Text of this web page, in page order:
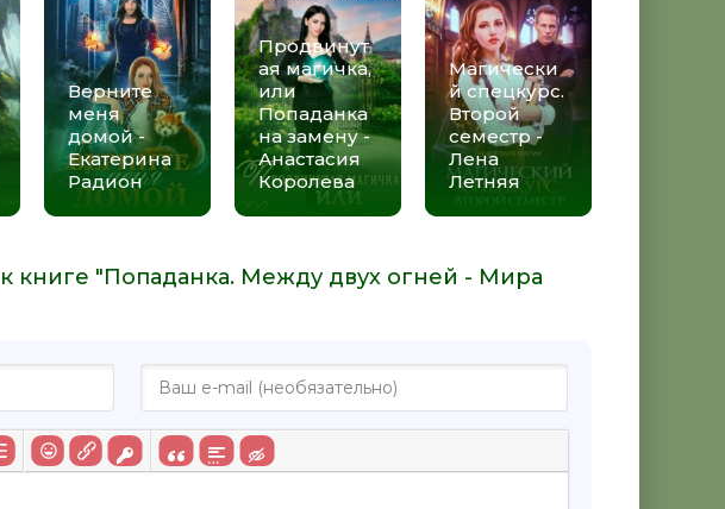
Верните
меня
домой -
Екатерина
Радион
Продвинут
ая магичка,
или
Попаданка
на замену -
Анастасия
Королева
Магически
й спецкурс.
Второй
семестр -
Лена
Летняя
книге "Попаданка. Между двух огней - Мира